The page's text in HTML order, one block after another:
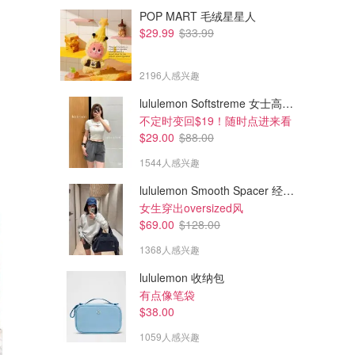
POP MART 毛绒星星人
$29.99 $33.99
2196人感兴趣
lululemon Softstreme 女士高腰短裤 10cm
不定时变回$19！随时点进来看
$29.00 $88.00
1544人感兴趣
lululemon Smooth Spacer 经典卫衣
女生穿出oversized风
$69.00 $128.00
1368人感兴趣
lululemon 收纳包
有点像笔袋
$38.00
1059人感兴趣